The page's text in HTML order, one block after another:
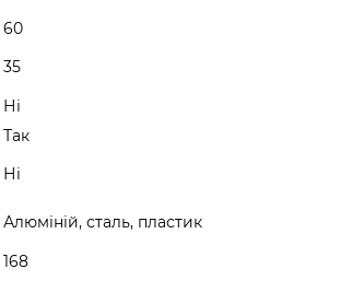
60
35
Ні
Так
Ні
Алюміній, сталь, пластик
168